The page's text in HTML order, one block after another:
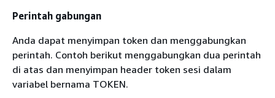
Perintah gabungan
Anda dapat menyimpan token dan menggabungkan
perintah. Contoh berikut menggabungkan dua perintah
di atas dan menyimpan header token sesi dalam
variabel bernama TOKEN.